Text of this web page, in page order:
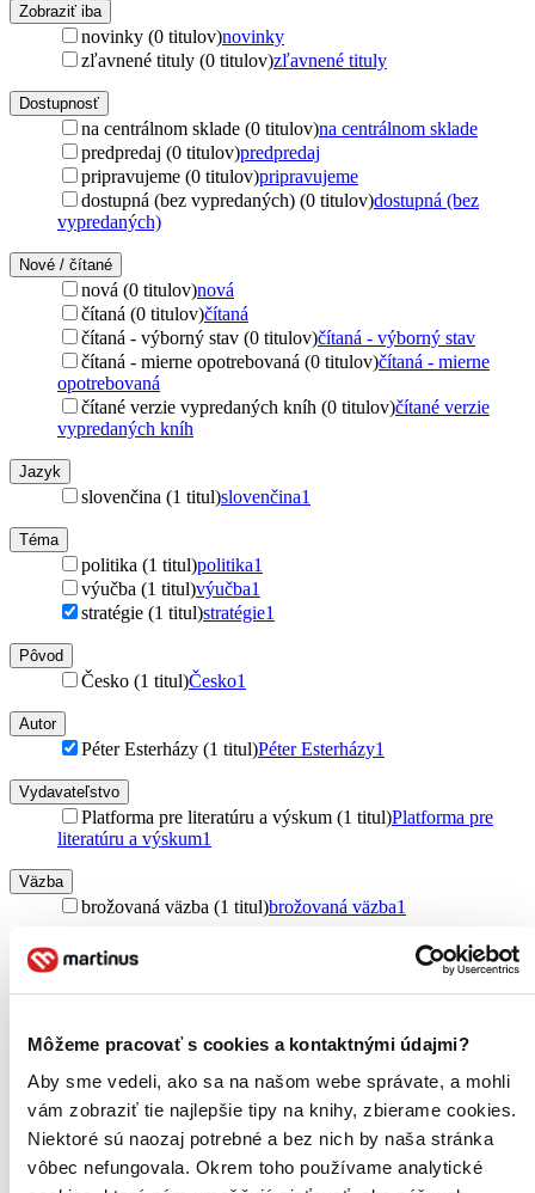
Môžeme pracovať s cookies a kontaktnými údajmi?
Aby sme vedeli, ako sa na našom webe správate, a mohli
vám zobraziť tie najlepšie tipy na knihy, zbierame cookies.
Niektoré sú naozaj potrebné a bez nich by naša stránka
vôbec nefungovala. Okrem toho používame analytické
Zobraziť iba
novinky (0 titulov)novinky
zľavnené tituly (0 titulov)zľavnené tituly
Dostupnosť
na centrálnom sklade (0 titulov)na centrálnom sklade
predpredaj (0 titulov)predpredaj
pripravujeme (0 titulov)pripravujeme
dostupná (bez vypredaných) (0 titulov)dostupná (bez
vypredaných)
Nové / čítané
nová (0 titulov)nová
čítaná (0 titulov)čítaná
čítaná - výborný stav (0 titulov)čítaná - výborný stav
čítaná - mierne opotrebovaná (0 titulov)čítaná - mierne
opotrebovaná
čítané verzie vypredaných kníh (0 titulov)čítané verzie
vypredaných kníh
Jazyk
slovenčina (1 titul)slovenčina1
Téma
politika (1 titul)politika1
výučba (1 titul)výučba1
stratégie (1 titul)stratégie1
Pôvod
Česko (1 titul)Česko1
Autor
Péter Esterházy (1 titul)Péter Esterházy1
Vydavateľstvo
Platforma pre literatúru a výskum (1 titul)Platforma pre
literatúru a výskum1
Väzba
brožovaná väzba (1 titul)brožovaná väzba1
Zúžiť výber
Zoradiť
Bestsellery
Top hodnotené
Novinky
Najdrahšie